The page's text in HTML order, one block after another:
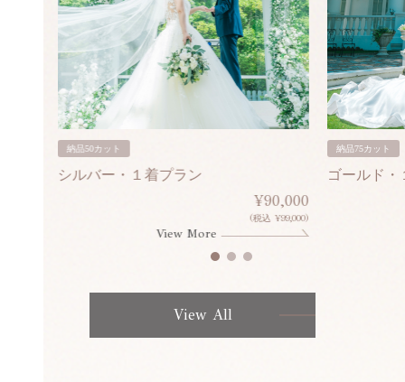
納品50カット
シルバー・１着プラン
¥90,000
(税込 ¥99,000)
View More
納品75カット
ゴールド・
View All